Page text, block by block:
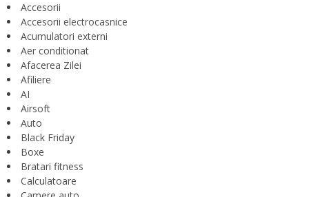
Accesorii
Accesorii electrocasnice
Acumulatori externi
Aer conditionat
Afacerea Zilei
Afiliere
AI
Airsoft
Auto
Black Friday
Boxe
Bratari fitness
Calculatoare